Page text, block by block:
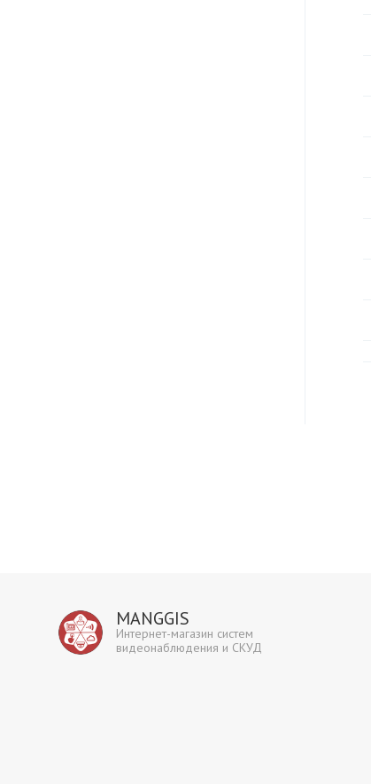
MANGGIS
Интернет-магазин систем
видеонаблюдения и СКУД